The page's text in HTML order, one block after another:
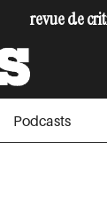
revue de
Podcasts